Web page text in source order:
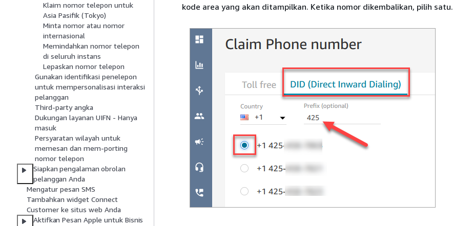
Klaim nomor telepon untuk
Asia Pasifik (Tokyo)
Minta nomor atau nomor
internasional
Memindahkan nomor telepon
di seluruh instans
Lepaskan nomor telepon
Gunakan identifikasi penelepon
untuk mempersonalisasi interaksi
pelanggan
Third-party angka
Dukungan layanan UIFN - Hanya
masuk
Persyaratan wilayah untuk
memesan dan mem-porting
nomor telepon
Siapkan pengalaman obrolan
pelanggan Anda
Mengatur pesan SMS
Tambahkan widget Connect
Customer ke situs web Anda
Aktifkan Pesan Apple untuk Bisnis
kode area yang akan ditampilkan. Ketika nomor dikembalikan, pilih satu.